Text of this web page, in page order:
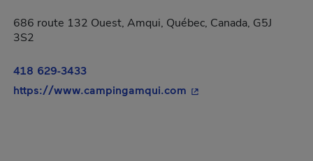
686 route 132 Ouest, Amqui, Québec, Canada, G5J
3S2
418 629-3433
https://www.campingamqui.com - Cet hyperlien